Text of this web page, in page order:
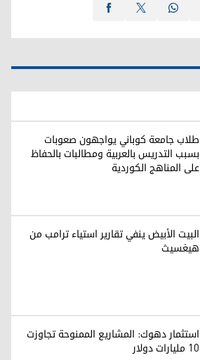
طلاب جامعة كوباني يواجهون صعوبات
بسبب التدريس بالعربية ومطالبات بالحفاظ
على المناهج الكوردية
البيت الأبيض ينفي تقارير استياء ترامب من
هيغسيث
استثمار دهوك: المشاريع الممنوحة تجاوزت
10 مليارات دولار